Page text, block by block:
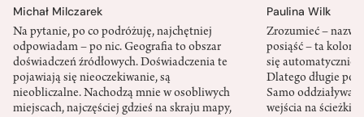
Michał Milczarek
Na pytanie, po co podróżuję, najchętniej
odpowiadam – po nic. Geografia to obszar
doświadczeń źródłowych. Doświadczenia te
pojawiają się nieoczekiwanie, są
nieobliczalne. Nachodzą mnie w osobliwych
miejscach, najczęściej gdzieś na skraju mapy,
Paulina Wilk
Zrozumieć –
posiąść – ta
się automatycznie,
Dlatego długie
Samo
wejścia na ścieżki